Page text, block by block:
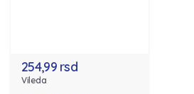
254,99 rsd
Vileda